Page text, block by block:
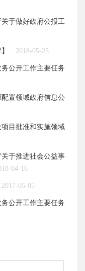
于做好政府公报工
2018-05-25
公开工作主要任务
置领域政府信息公
目批准和实施领域
于推进社会公益事
04-16
2017-05-05
公开工作主要任务